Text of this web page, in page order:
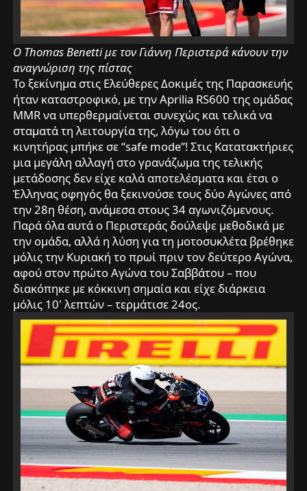
O Thomas Benetti με τον Γιάννη Περιστερά κάνουν την
αναγνώριση της πίστας
Το ξεκίνημα στις Ελεύθερες Δοκιμές της Παρασκευής
ήταν καταστροφικό, με την Aprilia RS600 της ομάδας
MMR να υπερθερμαίνεται συνεχώς και τελικά να
σταματά τη λειτουργία της, λόγω του ότι ο
κινητήρας μπήκε σε “safe mode”! Στις Κατατακτήριες
μια μεγάλη αλλαγή στο γρανάζωμα της τελικής
μετάδοσης δεν είχε καλά αποτελέσματα και έτσι ο
Έλληνας οφηγός θα ξεκινούσε τους δύο Αγώνες από
την 28η θέση, ανάμεσα στους 34 αγωνιζόμενους.
Παρά όλα αυτά ο Περιστεράς δούλεψε μεθοδικά με
την ομάδα, αλλά η λύση για τη μοτοσυκλέτα βρέθηκε
μόλις την Κυριακή το πρωί πριν τον δεύτερο Αγώνα,
αφού στον πρώτο Αγώνα του Σαββάτου – που
διακόπηκε με κόκκινη σημαία και είχε διάρκεια
μόλις 10' λεπτών – τερμάτισε 24ος.